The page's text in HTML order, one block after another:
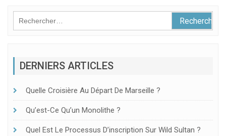
DERNIERS ARTICLES
Quelle Croisière Au Départ De Marseille ?
Qu’est-Ce Qu’un Monolithe ?
Quel Est Le Processus D’inscription Sur Wild Sultan ?